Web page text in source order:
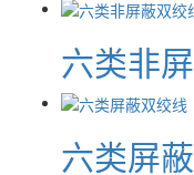
六类非
六类屏